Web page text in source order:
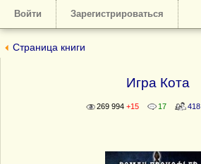
Войти Зарегистрироваться
Страница книги
Игра Кота
269 994 +15 17 418